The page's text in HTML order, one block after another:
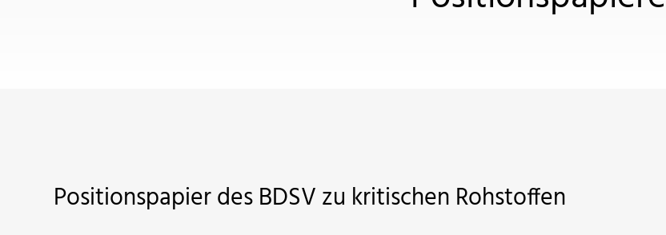
Positionspapier des BDSV zu kritischen Rohstoffen